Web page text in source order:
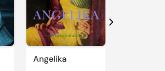
Angelika
Další